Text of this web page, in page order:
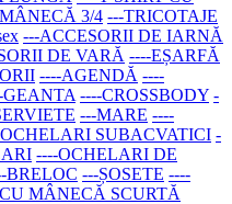
3/4 ---TRICOTAJE
---ACCESORII DE IARNĂ
DE VARĂ ----EȘARFĂ
----AGENDĂ ----
GEANTA ----CROSSBODY -
---MARE ----
SUBACVATICI -
----OCHELARI DE
BRELOC ---ȘOSETE ----
MÂNECĂ SCURTĂ